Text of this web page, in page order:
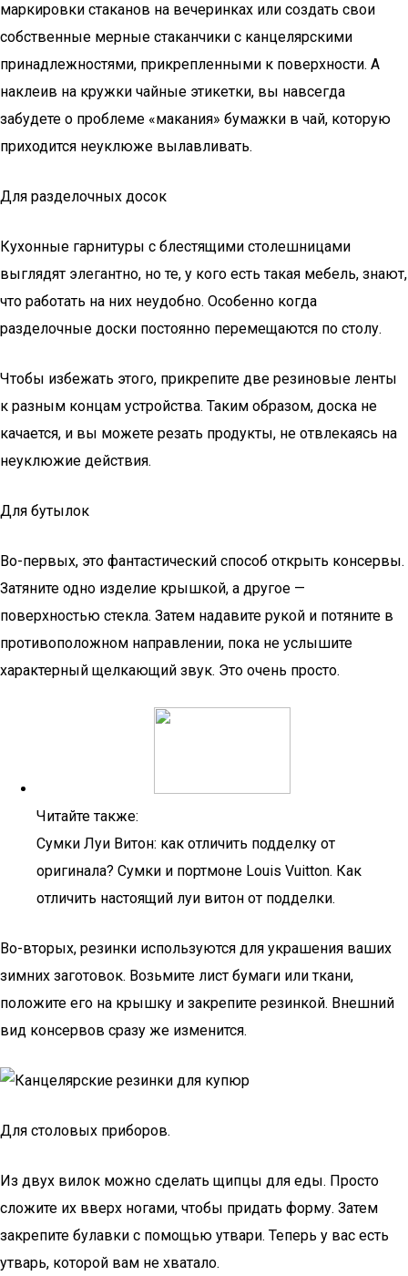
маркировки стаканов на вечеринках или создать свои
собственные мерные стаканчики с канцелярскими
принадлежностями, прикрепленными к поверхности. А
наклеив на кружки чайные этикетки, вы навсегда
забудете о проблеме «макания» бумажки в чай, которую
приходится неуклюже вылавливать.
Для разделочных досок
Кухонные гарнитуры с блестящими столешницами
выглядят элегантно, но те, у кого есть такая мебель, знают,
что работать на них неудобно. Особенно когда
разделочные доски постоянно перемещаются по столу.
Чтобы избежать этого, прикрепите две резиновые ленты
к разным концам устройства. Таким образом, доска не
качается, и вы можете резать продукты, не отвлекаясь на
неуклюжие действия.
Для бутылок
Во-первых, это фантастический способ открыть консервы.
Затяните одно изделие крышкой, а другое —
поверхностью стекла. Затем надавите рукой и потяните в
противоположном направлении, пока не услышите
характерный щелкающий звук. Это очень просто.
Читайте также:
Сумки Луи Витон: как отличить подделку от
оригинала? Сумки и портмоне Louis Vuitton. Как
отличить настоящий луи витон от подделки.
Во-вторых, резинки используются для украшения ваших
зимних заготовок. Возьмите лист бумаги или ткани,
положите его на крышку и закрепите резинкой. Внешний
вид консервов сразу же изменится.
Для столовых приборов.
Из двух вилок можно сделать щипцы для еды. Просто
сложите их вверх ногами, чтобы придать форму. Затем
закрепите булавки с помощью утвари. Теперь у вас есть
утварь, которой вам не хватало.